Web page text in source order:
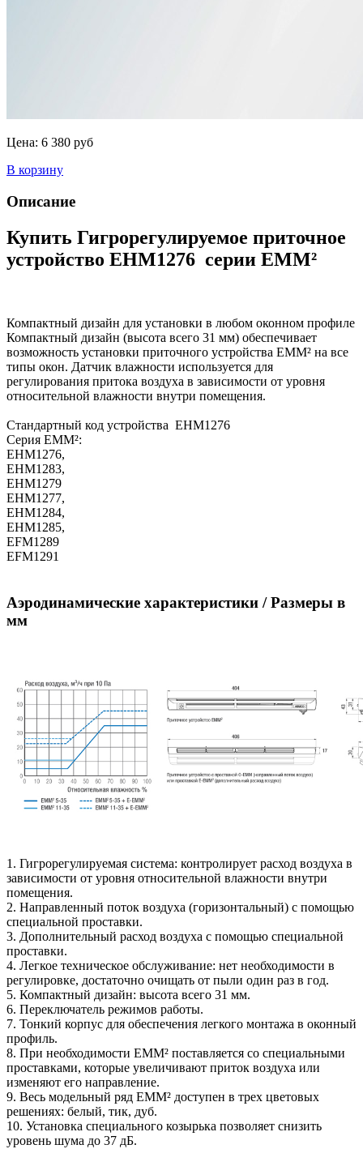
Цена: 6 380 руб
В корзину
Описание
Купить Гигрорегулируемое приточное
устройство EHM1276 серии EMM²
Компактный дизайн для установки в любом оконном профиле
Компактный дизайн (высота всего 31 мм) обеспечивает
возможность установки приточного устройства EMM² на все
типы окон. Датчик влажности используется для
регулирования притока воздуха в зависимости от уровня
относительной влажности внутри помещения.
Стандартный код устройства EHM1276
Серия EMM²:
EHM1276,
EHM1283,
EHM1279
EHM1277,
EHM1284,
EHM1285,
EFM1289
EFM1291
Аэродинамические характеристики / Размеры в
мм
1. Гигрорегулируемая система: контролирует расход воздуха в
зависимости от уровня относительной влажности внутри
помещения.
2. Направленный поток воздуха (горизонтальный) с помощью
специальной проставки.
3. Дополнительный расход воздуха с помощью специальной
проставки.
4. Легкое техническое обслуживание: нет необходимости в
регулировке, достаточно очищать от пыли один раз в год.
5. Компактный дизайн: высота всего 31 мм.
6. Переключатель режимов работы.
7. Тонкий корпус для обеспечения легкого монтажа в оконный
профиль.
8. При необходимости ЕММ² поставляется со специальными
проставками, которые увеличивают приток воздуха или
изменяют его направление.
9. Весь модельный ряд ЕММ² доступен в трех цветовых
решениях: белый, тик, дуб.
10. Установка специального козырька позволяет снизить
уровень шума до 37 дБ.